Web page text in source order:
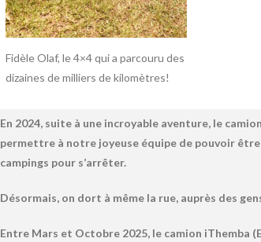
Fidèle Olaf, le 4×4 qui a parcouru des
dizaines de milliers de kilomètres!
En 2024, suite à une incroyable aventure, le
permettre à notre joyeuse équipe de pouvoir
campings pour s’arrêter.
Désormais, on dort à même la rue, auprès des
Entre Mars et Octobre 2025, le camion iThemba